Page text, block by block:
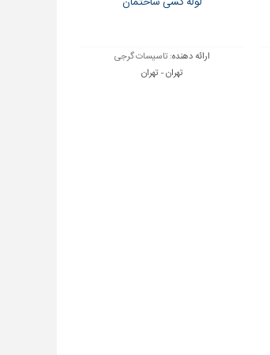
ارائه دهنده: تاسیسات گرجی
تهران - تهران